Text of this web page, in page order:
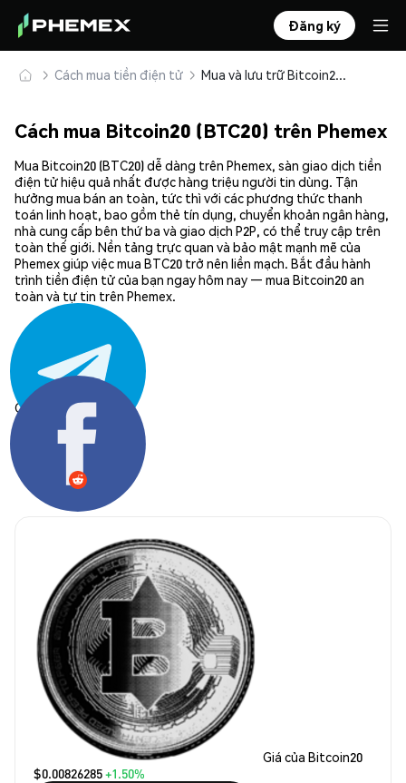
Đăng ký
Cách mua tiền điện tử Mua và lưu trữ Bitcoin20 (BTC20) an toàn
Cách mua Bitcoin20 (BTC20) trên Phemex
Mua Bitcoin20 (BTC20) dễ dàng trên Phemex, sàn giao dịch tiền
điện tử hiệu quả nhất được hàng triệu người tin dùng. Tận
hưởng mua bán an toàn, tức thì với các phương thức thanh
toán linh hoạt, bao gồm thẻ tín dụng, chuyển khoản ngân hàng,
nhà cung cấp bên thứ ba và giao dịch P2P, có thể truy cập trên
toàn thế giới. Nền tảng trực quan và bảo mật mạnh mẽ của
Phemex giúp việc mua BTC20 trở nên liền mạch. Bắt đầu hành
trình tiền điện tử của bạn ngay hôm nay — mua Bitcoin20 an
toàn và tự tin trên Phemex.
Chia sẻ:
Giá của Bitcoin20
$0.00826285+1.50%